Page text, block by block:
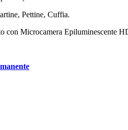
Pettine, Cuffia.
con Microcamera Epiluminescente